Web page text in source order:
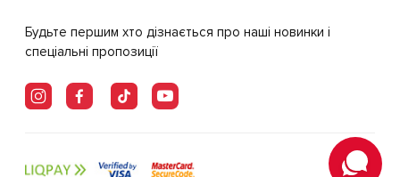
Будьте першим хто дізнається про наші новинки і
спеціальні пропозиції